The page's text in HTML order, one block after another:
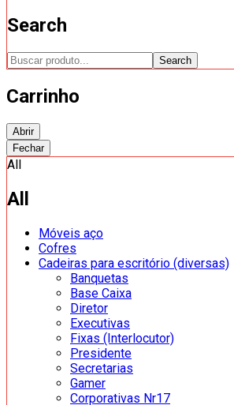
Search
Search
Carrinho
Abrir
Fechar
All
All
Móveis aço
Cofres
Cadeiras para escritório (diversas)
Banquetas
Base Caixa
Diretor
Executivas
Fixas (Interlocutor)
Presidente
Secretarias
Gamer
Corporativas Nr17